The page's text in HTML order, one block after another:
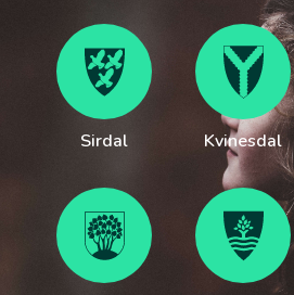
Sirdal Kvinesdal